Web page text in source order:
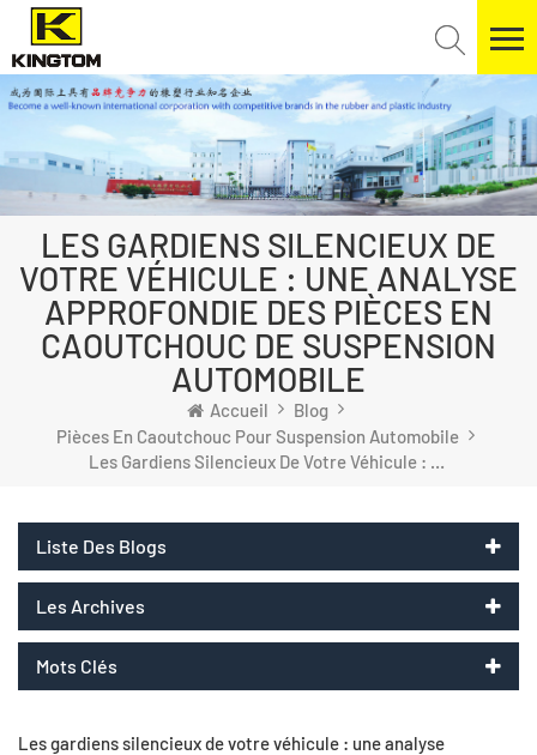
LES GARDIENS SILENCIEUX DE
VOTRE VÉHICULE : UNE ANALYSE
APPROFONDIE DES PIÈCES EN
CAOUTCHOUC DE SUSPENSION
AUTOMOBILE
Accueil
Blog
Pièces En Caoutchouc Pour Suspension Automobile
Liste Des Blogs
Les Archives
Mots Clés
Les gardiens silencieux de votre véhicule : une analyse